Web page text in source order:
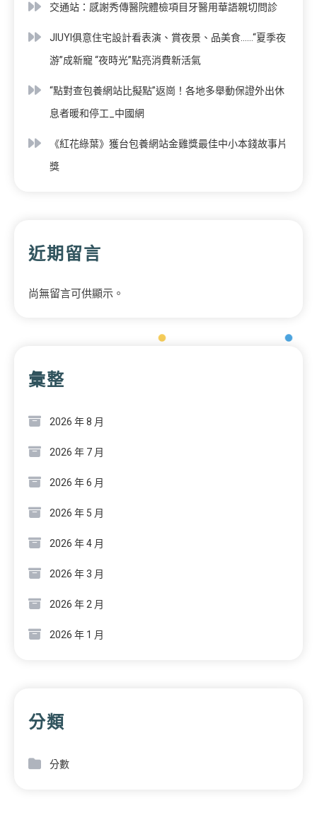
交通站：感謝秀傳醫院體檢項目牙醫用華語親切問診
JIUYI俱意住宅設計看表演、賞夜景、品美食……“夏季夜
游”成新寵 “夜時光”點亮消費新活氣
“點對查包養網站比擬點”返崗！各地多舉動保證外出休
息者暖和停工_中國網
《紅花綠葉》獲台包養網站金雞獎最佳中小本錢故事片
獎
近期留言
尚無留言可供顯示。
彙整
2026 年 8 月
2026 年 7 月
2026 年 6 月
2026 年 5 月
2026 年 4 月
2026 年 3 月
2026 年 2 月
2026 年 1 月
分類
分數